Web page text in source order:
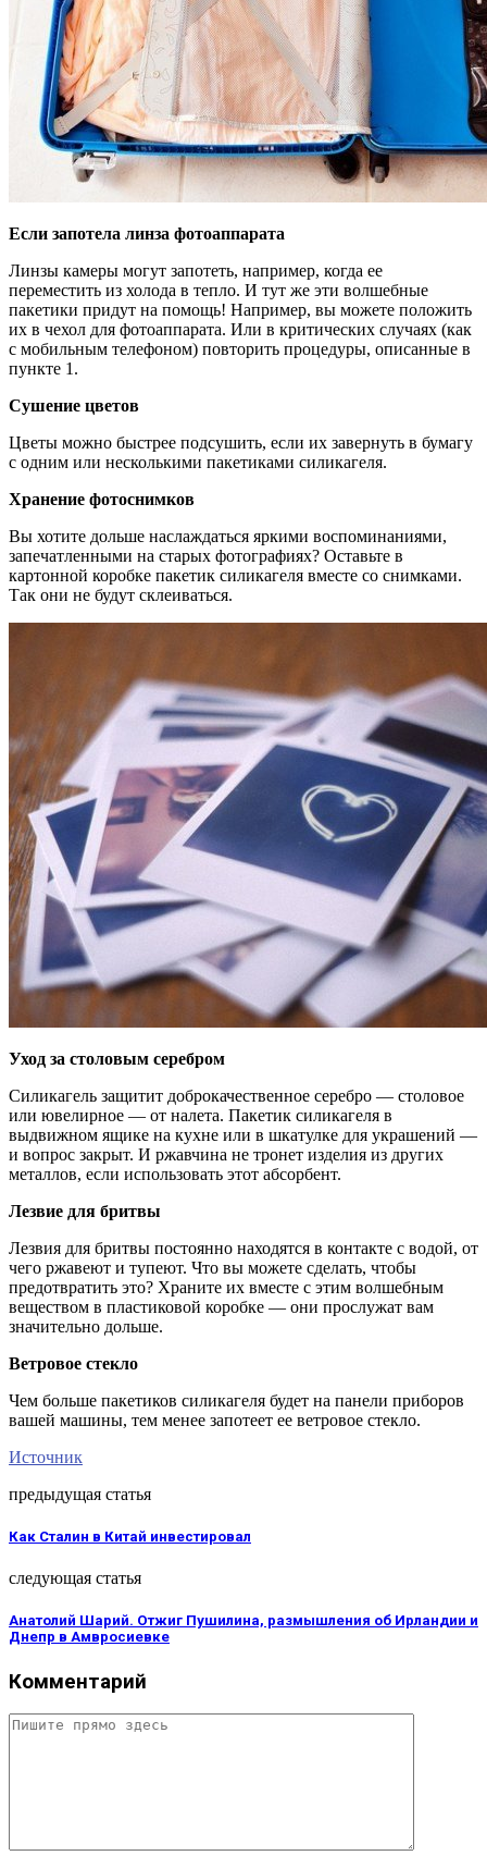
Если запотела линза фотоаппарата
Линзы камеры могут запотеть, например, когда ее
переместить из холода в тепло. И тут же эти волшебные
пакетики придут на помощь! Например, вы можете положить
их в чехол для фотоаппарата. Или в критических случаях (как
с мобильным телефоном) повторить процедуры, описанные в
пункте 1.
Сушение цветов
Цветы можно быстрее подсушить, если их завернуть в бумагу
с одним или несколькими пакетиками силикагеля.
Хранение фотоснимков
Вы хотите дольше наслаждаться яркими воспоминаниями,
запечатленными на старых фотографиях? Оставьте в
картонной коробке пакетик силикагеля вместе со снимками.
Так они не будут склеиваться.
Уход за столовым серебром
Силикагель защитит доброкачественное серебро — столовое
или ювелирное — от налета. Пакетик силикагеля в
выдвижном ящике на кухне или в шкатулке для украшений —
и вопрос закрыт. И ржавчина не тронет изделия из других
металлов, если использовать этот абсорбент.
Лезвие для бритвы
Лезвия для бритвы постоянно находятся в контакте с водой, от
чего ржавеют и тупеют. Что вы можете сделать, чтобы
предотвратить это? Храните их вместе с этим волшебным
веществом в пластиковой коробке — они прослужат вам
значительно дольше.
Ветровое стекло
Чем больше пакетиков силикагеля будет на панели приборов
вашей машины, тем менее запотеет ее ветровое стекло.
Источник
предыдущая статья
Как Сталин в Китай инвестировал
следующая статья
Анатолий Шарий. Отжиг Пушилина, размышления об Ирландии и
Днепр в Амвросиевке
Комментарий